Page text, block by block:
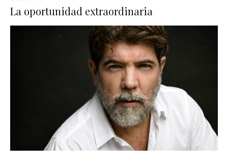
La oportunidad extraordinaria